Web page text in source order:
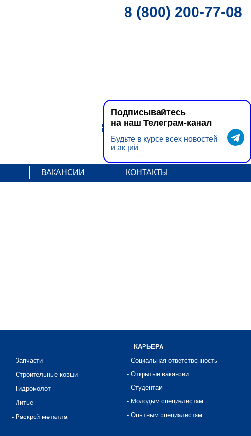
8 (800) 200-77-08
8 (800) 200-77-08
ВАКАНСИИ КОНТАКТЫ
- Запчасти
- Строительные ковши
- Гидромолот
- Литье
- Раскрой металла
КАРЬЕРА
- Социальная ответственность
- Открытые вакансии
- Студентам
- Молодым специалистам
- Опытным специалистам
Подписывайтесь
на наш Телеграм-канал
Будьте в курсе всех новостей
и акций